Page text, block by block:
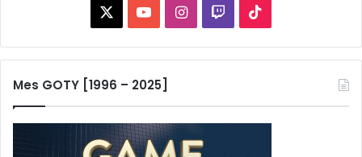
YouTubeInstagram
Twitch
Mes GOTY [1996 – 2025]